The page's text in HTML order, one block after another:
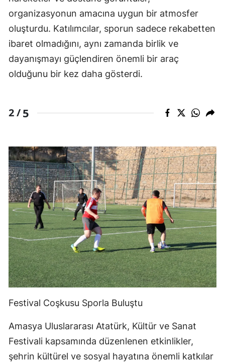
organizasyonun amacına uygun bir atmosfer
oluşturdu. Katılımcılar, sporun sadece rekabetten
ibaret olmadığını, aynı zamanda birlik ve
dayanışmayı güçlendiren önemli bir araç
olduğunu bir kez daha gösterdi.
2 /5
Festival Coşkusu Sporla Buluştu
Amasya Uluslararası Atatürk, Kültür ve Sanat
Festivali kapsamında düzenlenen etkinlikler,
şehrin kültürel ve sosyal hayatına önemli katkılar